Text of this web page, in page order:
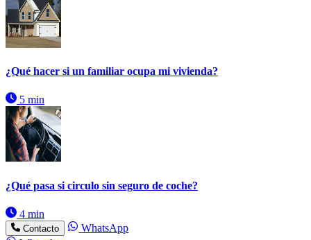
¿Qué hacer si un familiar ocupa mi vivienda?
5 min
¿Qué pasa si circulo sin seguro de coche?
4 min
Contacto
WhatsApp